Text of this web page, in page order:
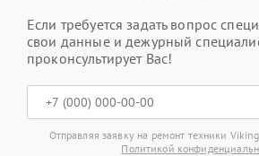
Если требуется задать вопрос
свои данные и дежурный
проконсультирует Вас!
Отправляя заявку на ремонт техники
Политикой